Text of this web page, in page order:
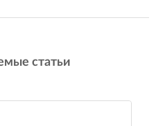
статьи